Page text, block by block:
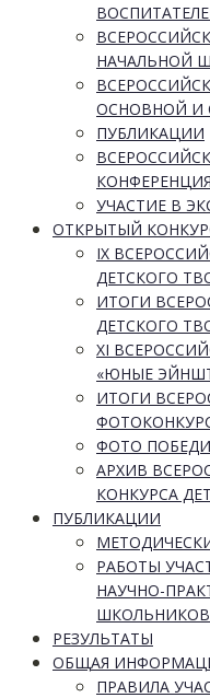
НАЧАЛЬНОЙ
ОСНОВНОЙ И
ПУБЛИКАЦИИ
КОНФЕРЕНЦИЯ
УЧАСТИЕ В
ОТКРЫТЫЙ
IX
ДЕТСКОГО
ИТОГИ
ДЕТСКОГО
XI
«ЮНЫЕ
ИТОГИ
ФОТО
АРХИВ
КОНКУРСА
ПУБЛИКАЦИИ
РАБОТЫ
НАУЧНО-
РЕЗУЛЬТАТЫ
ОБЩАЯ
ПРАВИЛА